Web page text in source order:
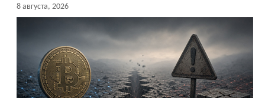
8 августа, 2026